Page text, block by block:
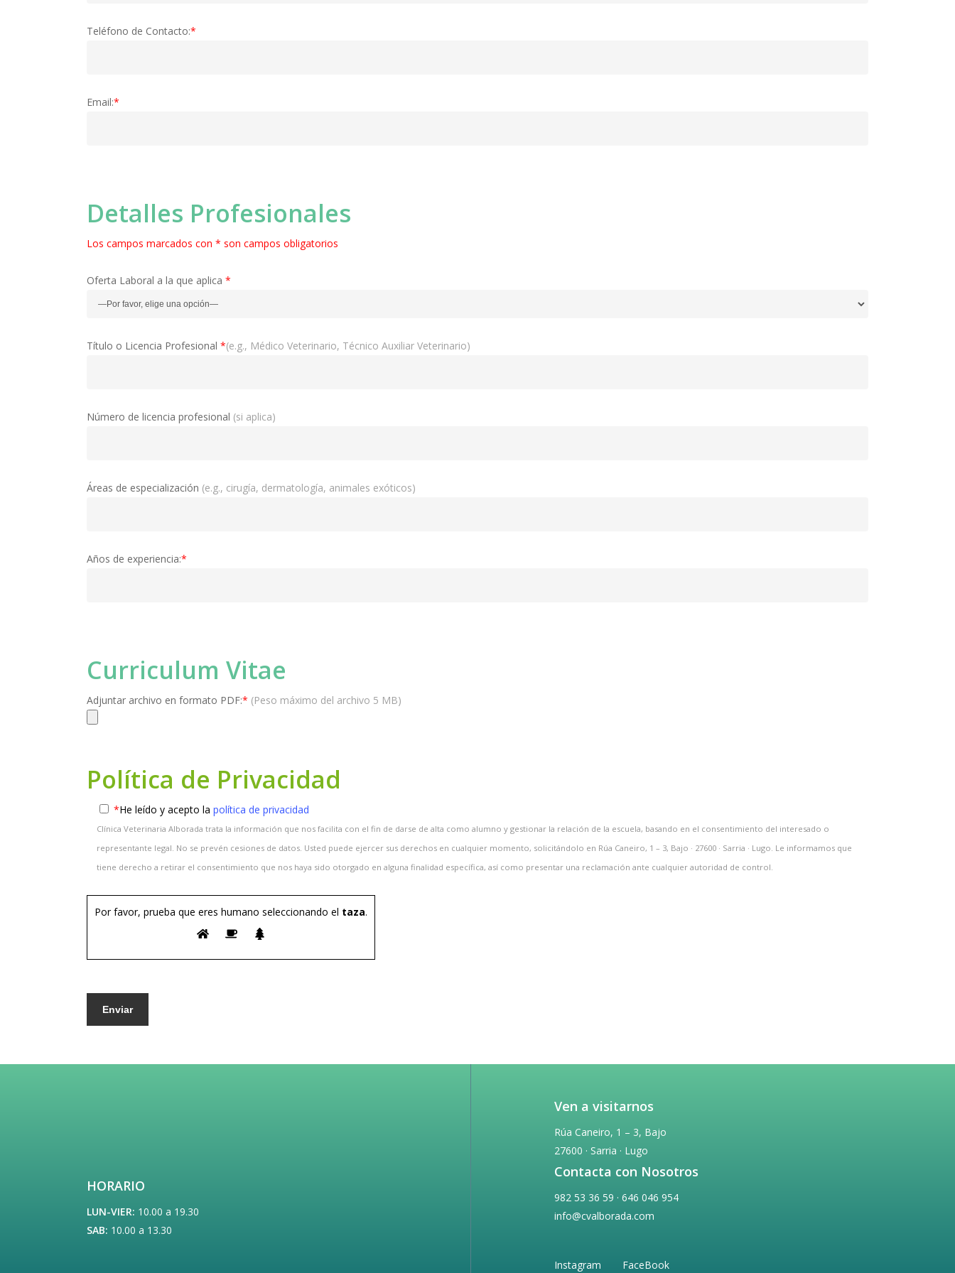
Teléfono de Contacto:*
Email:*
Detalles Profesionales
Los campos marcados con * son campos obligatorios
Oferta Laboral a la que aplica *
Título o Licencia Profesional *(e.g., Médico Veterinario, Técnico Auxiliar Veterinario)
Número de licencia profesional (si aplica)
Áreas de especialización (e.g., cirugía, dermatología, animales exóticos)
Años de experiencia:*
Curriculum Vitae
Adjuntar archivo en formato PDF:* (Peso máximo del archivo 5 MB)
Política de Privacidad
*He leído y acepto la política de privacidad
Clínica Veterinaria Alborada trata la información que nos facilita con el fin de darse de alta como alumno y gestionar la relación de la escuela, basando en el consentimiento del interesado o
representante legal. No se prevén cesiones de datos. Usted puede ejercer sus derechos en cualquier momento, solicitándolo en Rúa Caneiro, 1 – 3, Bajo · 27600 · Sarria · Lugo. Le informamos que
tiene derecho a retirar el consentimiento que nos haya sido otorgado en alguna finalidad específica, así como presentar una reclamación ante cualquier autoridad de control.
Por favor, prueba que eres humano seleccionando el taza.
HORARIO
LUN-VIER: 10.00 a 19.30
SAB: 10.00 a 13.30
Ven a visitarnos
Rúa Caneiro, 1 – 3, Bajo
27600 · Sarria · Lugo
Contacta con Nosotros
982 53 36 59 · 646 046 954
info@cvalborada.com
Instagram FaceBook